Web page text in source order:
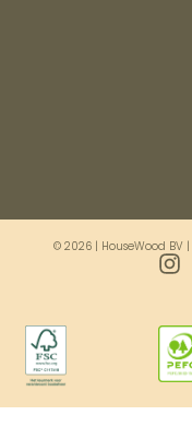
© 2026 | HouseWood BV |